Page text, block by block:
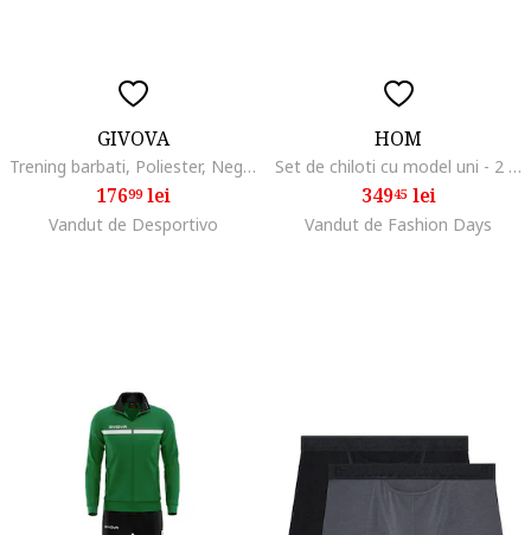
GIVOVA
Trening barbati, Poliester, Negru/Rosu
17699lei
Vandut de Desportivo
HOM
Set de chiloti cu model uni - 2 Perechi, Gri antracit
34945lei
Vandut de Fashion Days